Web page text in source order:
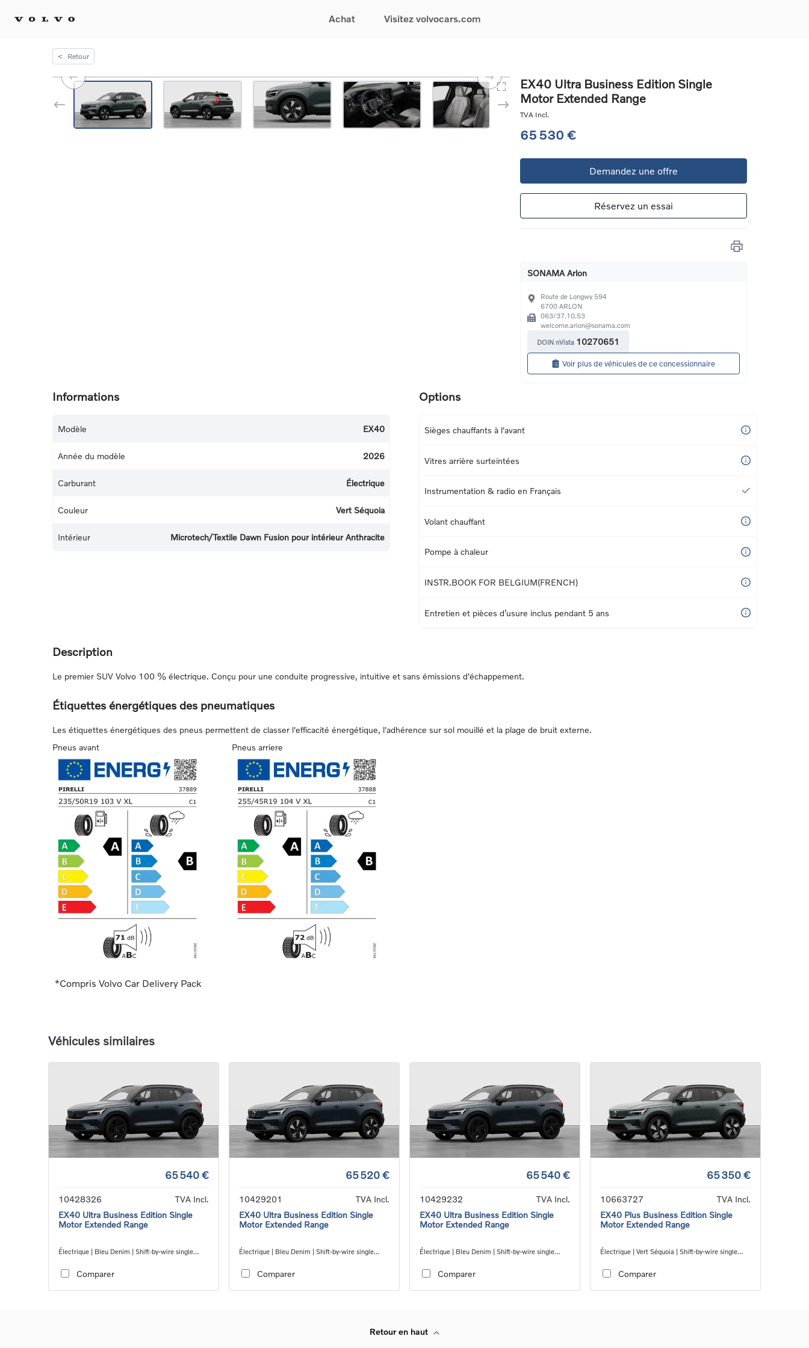
Achat
EX30
EX40
EC40
Voitures électriques
Voitures hybrides
rechargeables
Visitez volvocars.com
Configurez votre voiture
Offres du moment
Voitures d'occasion
Financement
Assurances
Réservez un essai
Entretien & Réparations
Reprise de votre voiture
Service de dépannage
Trouver un distributeur
< Retour
EX40 Ultra Business Edition Single
Motor Extended Range
TVA Incl.
65 530 €
Demandez une offre
Réservez un essai
SONAMA Arlon
Route de Longwy 594
6700 ARLON
063/37.10.53
welcome.arlon@sonama.com
DOIN nVista 10270651
Voir plus de véhicules de ce concessionnaire
Informations
Modèle EX40
Année du modèle 2026
Carburant Électrique
Couleur Vert Séquoia
Intérieur Microtech/Textile Dawn Fusion pour intérieur Anthracite
Options
Sièges chauffants à l'avant
Vitres arrière surteintées
Instrumentation & radio en Français
Volant chauffant
Pompe à chaleur
INSTR.BOOK FOR BELGIUM(FRENCH)
Entretien et pièces d’usure inclus pendant 5 ans
Description
Le premier SUV Volvo 100 % électrique. Conçu pour une conduite progressive, intuitive et sans émissions d'échappement.
Étiquettes énergétiques des pneumatiques
Les étiquettes énergétiques des pneus permettent de classer l'efficacité énergétique, l'adhérence sur sol mouillé et la plage de bruit externe.
Pneus avant
Pneus arriere
*Compris Volvo Car Delivery Pack
Véhicules similaires
65 540 €
10428326
TVA Incl.
EX40 Ultra Business Edition Single
Motor Extended Range
Électrique | Bleu Denim | Shift-by-wire single
Comparer
65 520 €
10429201
TVA Incl.
EX40 Ultra Business Edition Single
Motor Extended Range
Électrique | Bleu Denim | Shift-by-wire single
Comparer
65 540 €
10429232
TVA Incl.
EX40 Ultra Business Edition Single
Motor Extended Range
Électrique | Bleu Denim | Shift-by-wire single
Comparer
65 350 €
10663727
TVA Incl.
EX40 Plus Business Edition Single
Motor Extended Range
Électrique | Vert Séquoia | Shift-by-wire single
Comparer
Retour en haut